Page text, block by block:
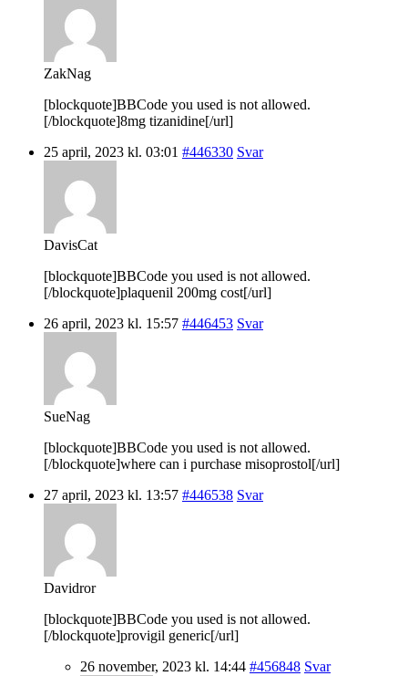
ZakNag
[blockquote]BBCode you used is not allowed.
[/blockquote]8mg tizanidine[/url]
25 april, 2023 kl. 03:01 #446330 Svar
DavisCat
[blockquote]BBCode you used is not allowed.
[/blockquote]plaquenil 200mg cost[/url]
26 april, 2023 kl. 15:57 #446453 Svar
SueNag
[blockquote]BBCode you used is not allowed.
[/blockquote]where can i purchase misoprostol[/url]
27 april, 2023 kl. 13:57 #446538 Svar
Davidror
[blockquote]BBCode you used is not allowed.
[/blockquote]provigil generic[/url]
26 november, 2023 kl. 14:44 #456848 Svar